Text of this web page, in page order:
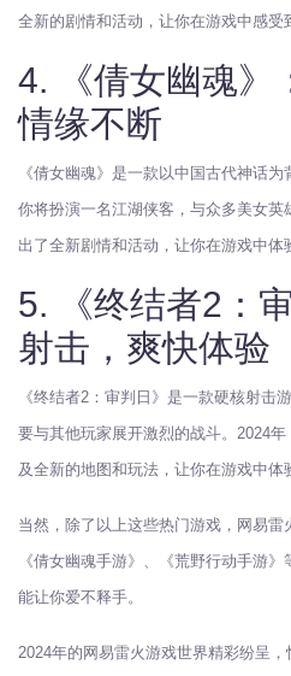
全新的剧情和活动，让你在游戏中感受
4. 《倩女幽魂》
情缘不断
《倩女幽魂》是一款以中国古代神话
你将扮演一名江湖侠客，与众多美女英
出了全新剧情和活动，让你在游戏中体
5. 《终结者2：
射击，爽快体验
《终结者2：审判日》是一款硬核射击
要与其他玩家展开激烈的战斗。2024
及全新的地图和玩法，让你在游戏中体
当然，除了以上这些热门游戏，网易
《倩女幽魂手游》、《荒野行动手游
能让你爱不释手。
2024年的网易雷火游戏世界精彩纷呈